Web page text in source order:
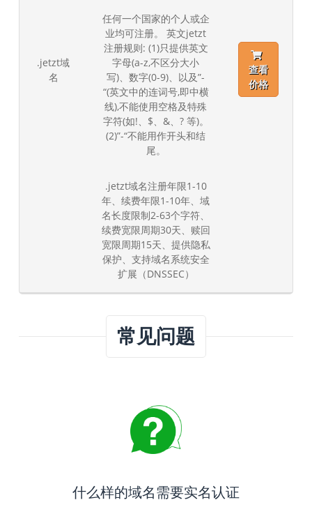
.jetzt域
名
任何一个国家的个人或企
业均可注册。 英文jetzt
注册规则: (1)只提供英文
字母(a-z,不区分大小
写)、数字(0-9)、以及”-
“(英文中的连词号,即中横
线),不能使用空格及特殊
字符(如!、$、&、? 等)。
(2)”-“不能用作开头和结
尾。
.jetzt域名注册年限1-10
年、续费年限1-10年、域
名长度限制2-63个字符、
续费宽限周期30天、赎回
宽限周期15天、提供隐私
保护、支持域名系统安全
扩展（DNSSEC）
查看
价格
常见问题
什么样的域名需要实名认证